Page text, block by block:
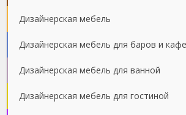
Дизайнерская мебель
Дизайнерская мебель для баров и кафе
Дизайнерская мебель для ванной
Дизайнерская мебель для гостиной